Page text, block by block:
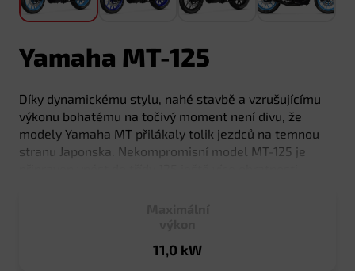
Yamaha MT-125
Díky dynamickému stylu, nahé stavbě a vzrušujícímu
výkonu bohatému na točivý moment není divu, že
modely Yamaha MT přilákaly tolik jezdců na temnou
stranu Japonska. Nekompromisní model MT-125 je
11,0 kW